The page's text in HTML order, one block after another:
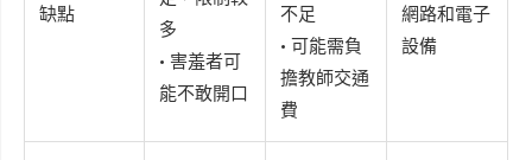
缺點
多
• 害羞者可
能不敢開口
不足
• 可能需負
擔教師交通
費
網路和電子
設備